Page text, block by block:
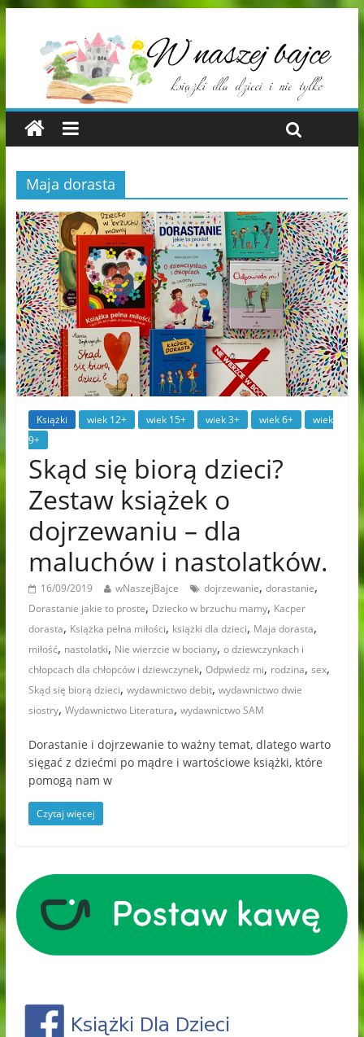
Maja dorasta
Książki wiek 12+ wiek 15+ wiek 3+ wiek 6+
wiek
9+
Skąd się biorą dzieci?
Zestaw książek o
dojrzewaniu – dla
maluchów i nastolatków.
16/09/2019 wNaszejBajce dojrzewanie, dorastanie,
Dorastanie jakie to proste, Dziecko w brzuchu mamy, Kacper
dorasta, Książka pełna miłości, książki dla dzieci, Maja dorasta,
miłość, nastolatki, Nie wierzcie w bociany, o dziewczynkach i
chłopcach dla chłopców i dziewczynek, Odpwiedz mi, rodzina, sex,
Skąd się biorą dzieci, wydawnictwo debit, wydawnictwo dwie
siostry, Wydawnictwo Literatura, wydawnictwo SAM
Dorastanie i dojrzewanie to ważny temat, dlatego warto
sięgać z dziećmi po mądre i wartościowe książki, które
pomogą nam w
Czytaj więcej